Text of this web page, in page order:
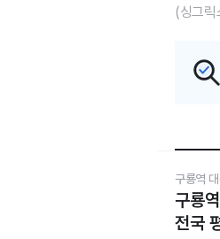
(싱그
구룡역
구룡
전국